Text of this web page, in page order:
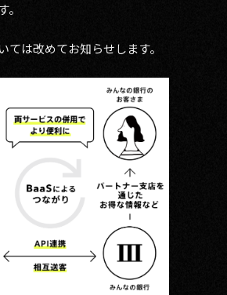
ては改めてお知らせします。